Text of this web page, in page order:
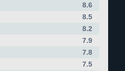
8.6
8.5
8.2
7.9
7.8
7.5